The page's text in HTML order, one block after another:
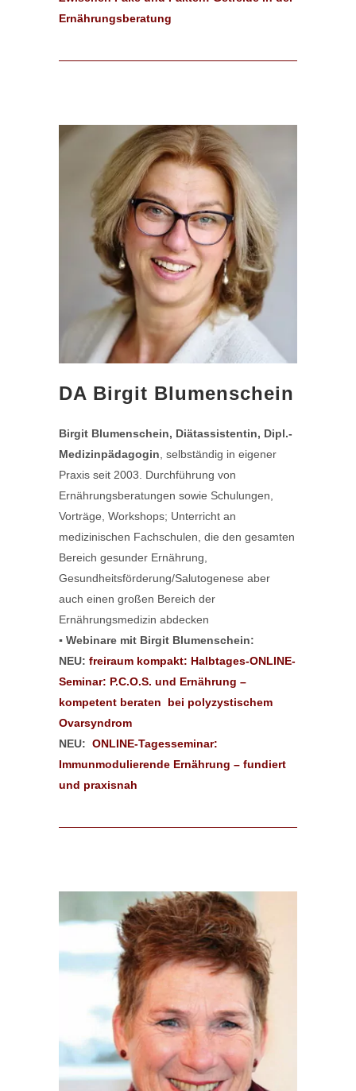
Ernährungsberatung
DA Birgit Blumenschein
Birgit Blumenschein, Diätassistentin, Dipl.-
Medizinpädagogin, selbständig in eigener
Praxis seit 2003. Durchführung von
Ernährungsberatungen sowie Schulungen,
Vorträge, Workshops; Unterricht an
medizinischen Fachschulen, die den gesamten
Bereich gesunder Ernährung,
Gesundheitsförderung/Salutogenese aber
auch einen großen Bereich der
Ernährungsmedizin abdecken
▪ Webinare mit Birgit Blumenschein:
NEU: freiraum kompakt: Halbtages-ONLINE-
Seminar: P.C.O.S. und Ernährung –
kompetent beraten bei polyzystischem
Ovarsyndrom
NEU: ONLINE-Tagesseminar:
Immunmodulierende Ernährung – fundiert
und praxisnah